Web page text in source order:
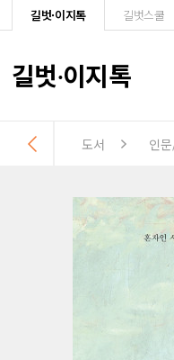
길벗·이지톡 길벗스쿨
길벗·이지톡
도서 인